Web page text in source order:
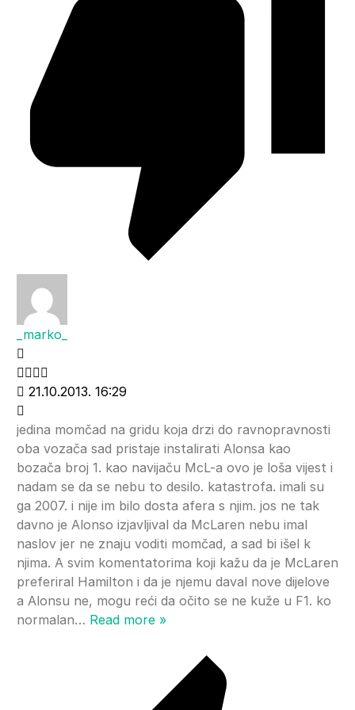
_marko_
21.10.2013. 16:29
jedina momčad na gridu koja drzi do ravnopravnosti
oba vozača sad pristaje instalirati Alonsa kao
bozača broj 1. kao navijaču McL-a ovo je loša vijest i
nadam se da se nebu to desilo. katastrofa. imali su
ga 2007. i nije im bilo dosta afera s njim. jos ne tak
davno je Alonso izjavljival da McLaren nebu imal
naslov jer ne znaju voditi momčad, a sad bi išel k
njima. A svim komentatorima koji kažu da je McLaren
preferiral Hamilton i da je njemu daval nove dijelove
a Alonsu ne, mogu reći da očito se ne kuže u F1. ko
normalan… Read more »